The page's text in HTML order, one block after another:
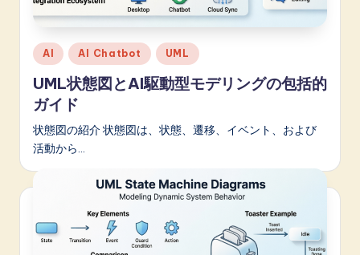
Posted
in
AI AI Chatbot UML
UML状態図とAI駆動型モデリングの包括的
ガイド
状態図の紹介 状態図は、状態、遷移、イベント、および
活動から…